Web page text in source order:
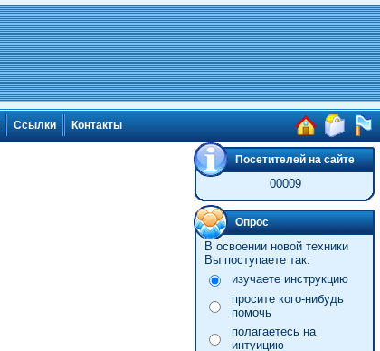
Ссылки Контакты
Посетителей на сайте
00009
Опрос
В освоении новой техники
Вы поступаете так:
изучаете инструкцию
просите кого-нибудь
помочь
полагаетесь на
интуицию